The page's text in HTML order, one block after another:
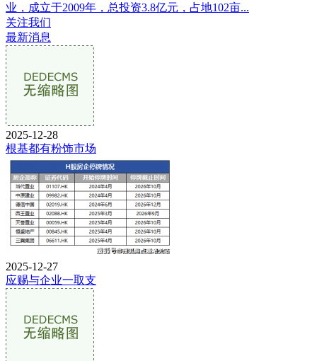
业，成立于2009年，总投资3.8亿元，占地102亩...
关注我们
最新消息
2025-12-28
根基都有粉饰市场
2025-12-27
应赐与企业一取支